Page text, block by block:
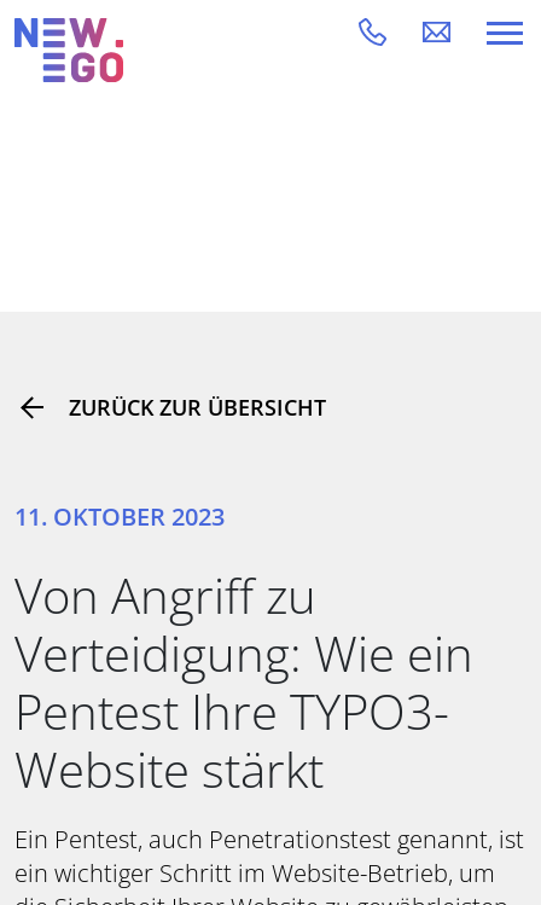
ZURÜCK ZUR ÜBERSICHT
11. OKTOBER 2023
Von Angriff zu
Verteidigung: Wie ein
Pentest Ihre TYPO3-
Website stärkt
Ein Pentest, auch Penetrationstest genannt, ist
ein wichtiger Schritt im Website-Betrieb, um